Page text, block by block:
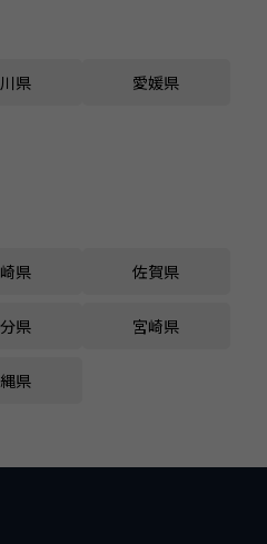
県 愛媛県
県 佐賀県
県 宮崎県
県